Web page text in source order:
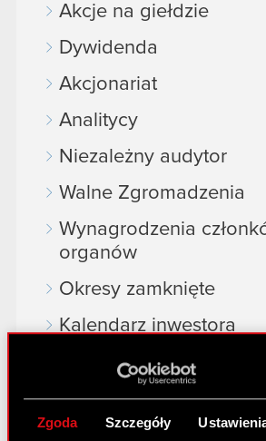
Zgoda Szczegóły
Akcje na giełdzie
Dywidenda
Akcjonariat
Analitycy
Niezależny audytor
Walne Zgromadzenia
Wynagrodzenia
organów
Okresy zamknięte
Kalendarz inwestora
Przydatne linki
Kontakt IR